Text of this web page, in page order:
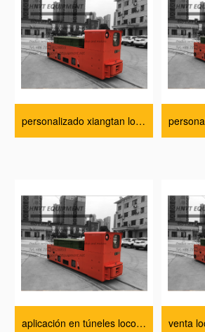
personalizado xiangtan locomotoras parámetros técnicos
aplicación en túneles locomotora precio